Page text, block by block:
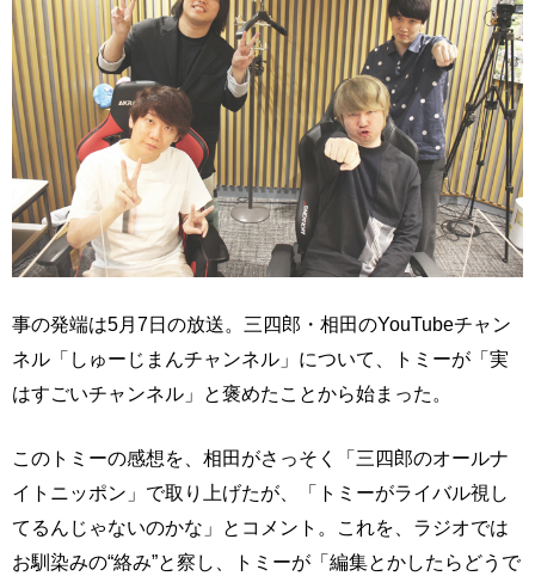
事の発端は5月7日の放送。三四郎・相田のYouTubeチャン
ネル「しゅーじまんチャンネル」について、トミーが「実
はすごいチャンネル」と褒めたことから始まった。
このトミーの感想を、相田がさっそく「三四郎のオールナ
イトニッポン」で取り上げたが、「トミーがライバル視し
てるんじゃないのかな」とコメント。これを、ラジオでは
お馴染みの“絡み”と察し、トミーが「編集とかしたらどうで